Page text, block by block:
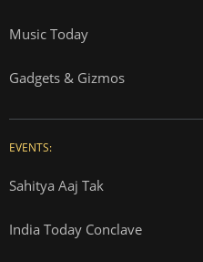
Music Today
Gadgets & Gizmos
EVENTS:
Sahitya Aaj Tak
India Today Conclave